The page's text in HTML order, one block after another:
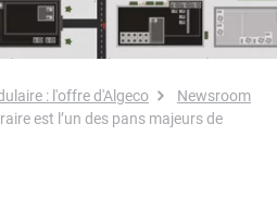
: l'offre d'Algeco
Newsroom
est l’un des pans majeurs de